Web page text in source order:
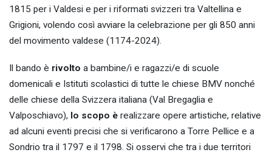
1815 per i Valdesi e per i riformati svizzeri tra Valtellina e
Grigioni, volendo così avviare la celebrazione per gli 850 anni
del movimento valdese (1174-2024).
Il bando è rivolto a bambine/i e ragazzi/e di scuole
domenicali e Istituti scolastici di tutte le chiese BMV nonché
delle chiese della Svizzera italiana (Val Bregaglia e
Valposchiavo), lo scopo è realizzare opere artistiche, relative
ad alcuni eventi precisi che si verificarono a Torre Pellice e a
Sondrio tra il 1797 e il 1798. Si osservi che tra i due territori